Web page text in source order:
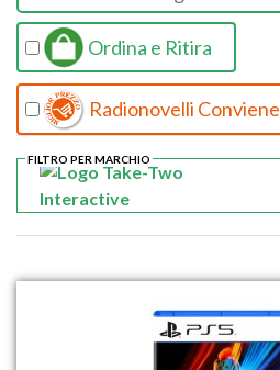
Ordina e Ritira
Radionovelli Conviene
FILTRO PER MARCHIO